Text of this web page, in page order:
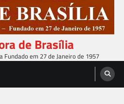
de Brasília
Fundado em 27 de Janeiro de 1957